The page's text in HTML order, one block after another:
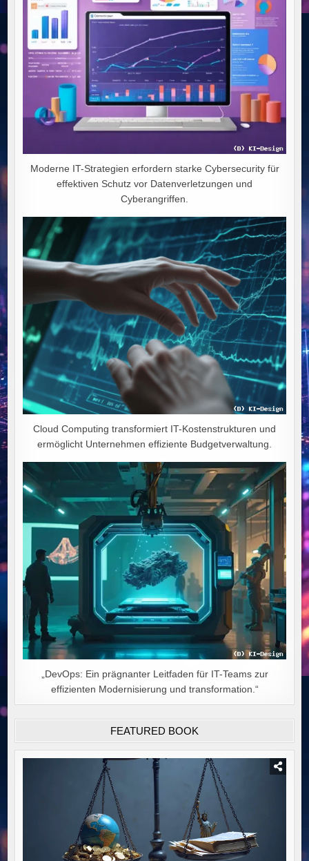
Moderne IT-Strategien erfordern starke Cybersecurity für
effektiven Schutz vor Datenverletzungen und
Cyberangriffen.
Cloud Computing transformiert IT-Kostenstrukturen und
ermöglicht Unternehmen effiziente Budgetverwaltung.
„DevOps: Ein prägnanter Leitfaden für IT-Teams zur
effizienten Modernisierung und transformation.“
FEATURED BOOK